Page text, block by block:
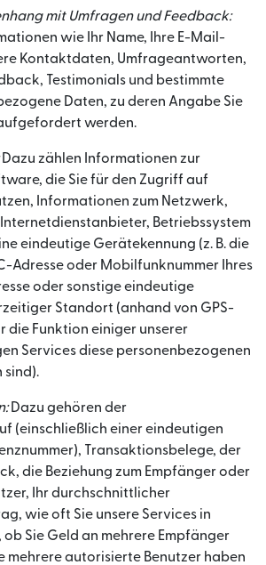
mit Umfragen und Feedback:
wie Ihr Name, Ihre E-Mail-
Kontaktdaten, Umfrageantworten,
Testimonials und bestimmte
Daten, zu deren Angabe Sie
werden.
Dazu zählen Informationen zur
die Sie für den Zugriff auf
Informationen zum Netzwerk,
Betriebssystem
eindeutige Gerätekennung (z. B. die
Adresse oder Mobilfunknummer Ihres
oder sonstige eindeutige
Standort (anhand von GPS-
die Funktion einiger unserer
Services diese personenbezogenen
sind).
Dazu gehören der
(einschließlich einer eindeutigen
Transaktionsbelege, der
die Beziehung zum Empfänger oder
Ihr durchschnittlicher
wie oft Sie unsere Services in
ob Sie Geld an mehrere Empfänger
mehrere autorisierte Benutzer haben